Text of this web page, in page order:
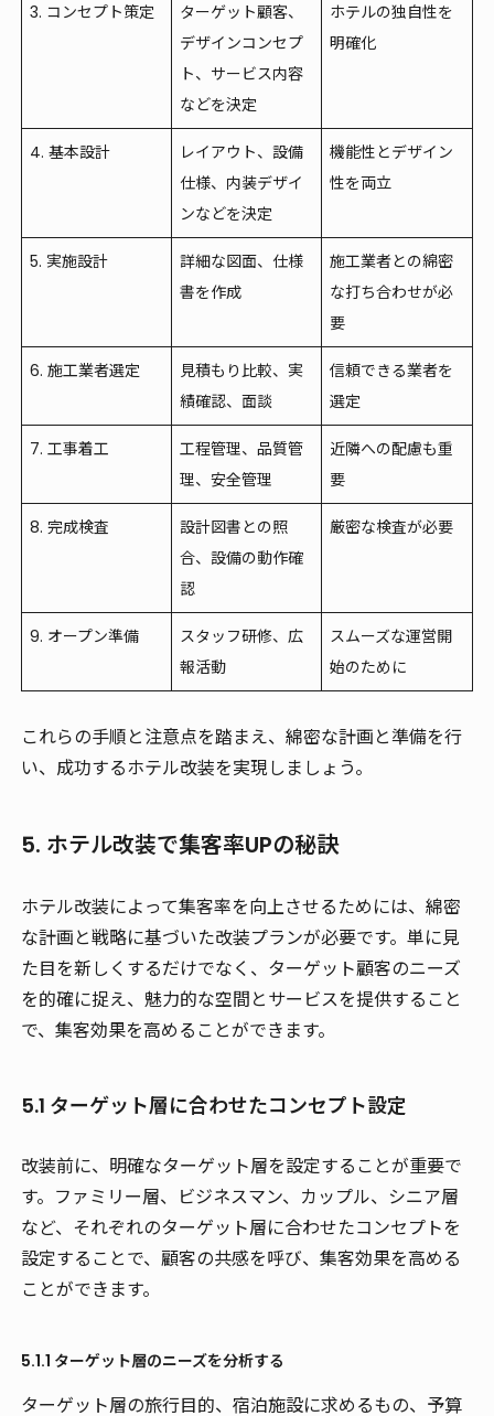
3. コンセプト策定
ターゲット顧客、
デザインコンセプ
ト、サービス内容
などを決定
ホテルの独自性を
明確化
4. 基本設計
レイアウト、設備
仕様、内装デザイ
ンなどを決定
機能性とデザイン
性を両立
5. 実施設計
詳細な図面、仕様
書を作成
施工業者との綿密
な打ち合わせが必
要
6. 施工業者選定
見積もり比較、実
績確認、面談
信頼できる業者を
選定
7. 工事着工
工程管理、品質管
理、安全管理
近隣への配慮も重
要
8. 完成検査
設計図書との照
合、設備の動作確
認
厳密な検査が必要
9. オープン準備
スタッフ研修、広
報活動
スムーズな運営開
始のために
これらの手順と注意点を踏まえ、綿密な計画と準備を行
い、成功するホテル改装を実現しましょう。
5. ホテル改装で集客率UPの秘訣
ホテル改装によって集客率を向上させるためには、綿密
な計画と戦略に基づいた改装プランが必要です。単に見
た目を新しくするだけでなく、ターゲット顧客のニーズ
を的確に捉え、魅力的な空間とサービスを提供すること
で、集客効果を高めることができます。
5.1 ターゲット層に合わせたコンセプト設定
改装前に、明確なターゲット層を設定することが重要で
す。ファミリー層、ビジネスマン、カップル、シニア層
など、それぞれのターゲット層に合わせたコンセプトを
設定することで、顧客の共感を呼び、集客効果を高める
ことができます。
5.1.1 ターゲット層のニーズを分析する
ターゲット層の旅行目的、宿泊施設に求めるもの、予算